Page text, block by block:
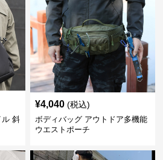
ル 斜
¥4,040 (税込)
ボディバッグ アウトドア多機能
ウエストポーチ